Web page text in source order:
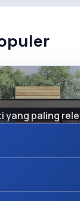
yang paling